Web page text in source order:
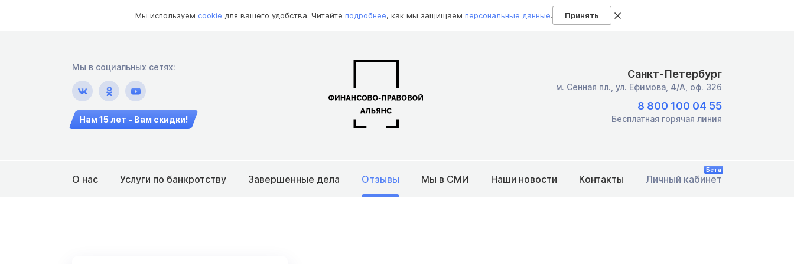
Мы используем cookie для вашего удобства. Читайте подробнее, как мы защищаем персональные данные. Принять
Мы в социальных сетях:
Нам 15 лет - Вам скидки!
Санкт-Петербург
м. Сенная пл., ул. Ефимова, 4/А, оф. 326
8 800 100 04 55
Бесплатная горячая линия
О нас Услуги по банкротству Завершенные дела Отзывы Мы в СМИ Наши новости Контакты Личный кабинет
Бета